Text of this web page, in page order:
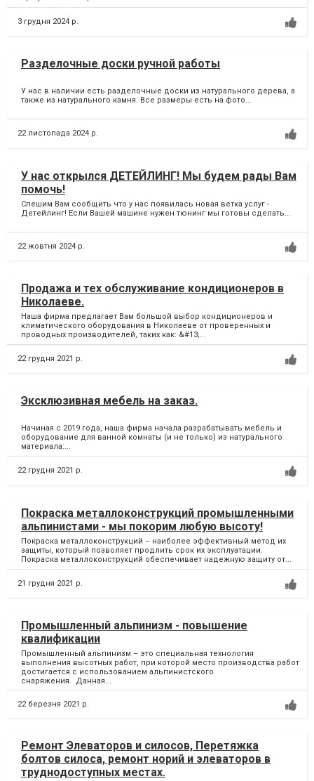
3 грудня 2024 р.
Разделочные доски ручной работы
У нас в наличии есть разделочные доски из натурального дерева, а
также из натурального камня. Все размеры есть на фото...
22 листопада 2024 р.
У нас открылся ДЕТЕЙЛИНГ! Мы будем рады Вам
помочь!
Спешим Вам сообщить что у нас появилась новая ветка услуг -
Детейлинг! Если Вашей машине нужен тюнинг мы готовы сделать...
22 жовтня 2024 р.
Продажа и тех обслуживание кондиционеров в
Николаеве.
Наша фирма предлагает Вам большой выбор кондиционеров и
климатического оборудования в Николаеве от проверенных и
проводных производителей, таких как: &#13;...
22 грудня 2021 р.
Эксклюзивная мебель на заказ.
Начиная с 2019 года, наша фирма начала разрабатывать мебель и
оборудование для ванной комнаты (и не только) из натурального
материала:...
22 грудня 2021 р.
Покраска металлоконструкций промышленными
альпинистами - мы покорим любую высоту!
Покраска металлоконструкций – наиболее эффективный метод их
защиты, который позволяет продлить срок их эксплуатации.
Покраска металлоконструкций обеспечивает надежную защиту от...
21 грудня 2021 р.
Промышленный альпинизм - повышение
квалификации
Промышленный альпинизм – это специальная технология
выполнения высотных работ, при которой место производства работ
достигается с использованием альпинистского
снаряжения. Данная...
22 березня 2021 р.
Ремонт Элеваторов и силосов, Перетяжка
болтов силоса, ремонт норий и элеваторов в
труднодоступных местах.